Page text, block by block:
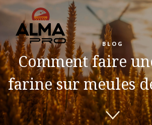
BLOG
Comment faire
farine sur meules